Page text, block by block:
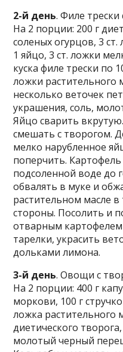
2-й день. Филе трески
На 2 порции: 200 г
соленых огурцов, 3 ст.
1 яйцо, 3 ст. ложки
куска филе трески по
ложки растительного
несколько веточек
украшения, соль,
Яйцо сварить
смешать с творогом.
мелко нарубленное
поперчить.
подсоленной воде до
обвалять в муке и
растительном масле
стороны. Посолить и
отварным
тарелки, украсить
дольками лимона.
3-й день. Овощи с
На 2 порции: 400 г
моркови, 100 г
ложка растительного
диетического
молотый черный